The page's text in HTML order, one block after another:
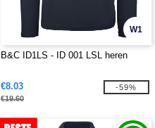
W1
B&C ID1LS - ID 001 LSL heren
€8.03
€19.60
-59%